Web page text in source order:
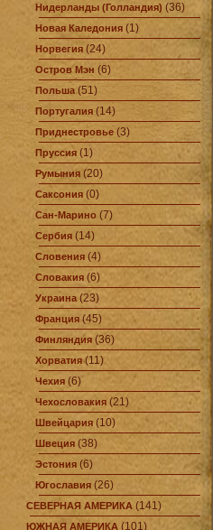
Нидерланды (Голландия) (36)
Новая Каледония (1)
Норвегия (24)
Остров Мэн (6)
Польша(51)
Португалия (14)
Приднестровье (3)
Пруссия (1)
Румыния (20)
Саксония (0)
Сан-Марино (7)
Сербия (14)
Словения (4)
Словакия (6)
Украина(23)
Франция (45)
Финляндия (36)
Хорватия(11)
Чехия (6)
Чехословакия (21)
Швейцария (10)
Швеция (38)
Эстония (6)
Югославия (26)
СЕВЕРНАЯ АМЕРИКА (141)
ЮЖНАЯ АМЕРИКА (101)